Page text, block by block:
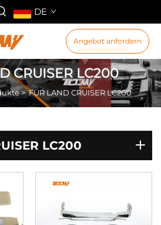
DE
Angebot anfordern
CRUISER LC200
>FÜR LAND CRUISER LC200
LC200